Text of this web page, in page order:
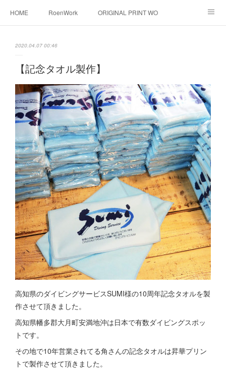
HOME RoenWork ORIGINAL PRINT WORK SHOP
転写（カッティングシート）昇華転写プリント
シルクスクリーン その他 お問い合わせ
そっくりさんマスク 画像提供方法 メデイア掲載
2020.04.07 00:46
【記念タオル製作】
高知県のダイビングサービスSUMI様の10周年記念タオルを製
作させて頂きました。
高知県幡多郡大月町安満地沖は日本で有数ダイビングスポッ
トです。
その地で10年営業されてる角さんの記念タオルは昇華プリン
トで製作させて頂きました。